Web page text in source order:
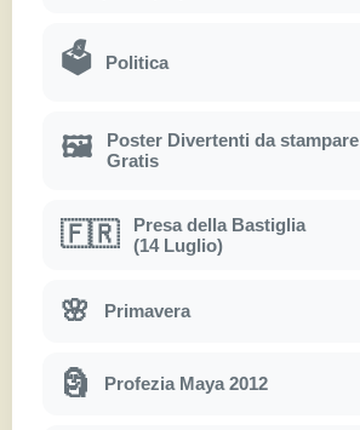
🗳 Politica
🖼
Poster Divertenti da stampare
Gratis
🇫🇷
Presa della Bastiglia
(14 Luglio)
🌸 Primavera
🗿 Profezia Maya 2012